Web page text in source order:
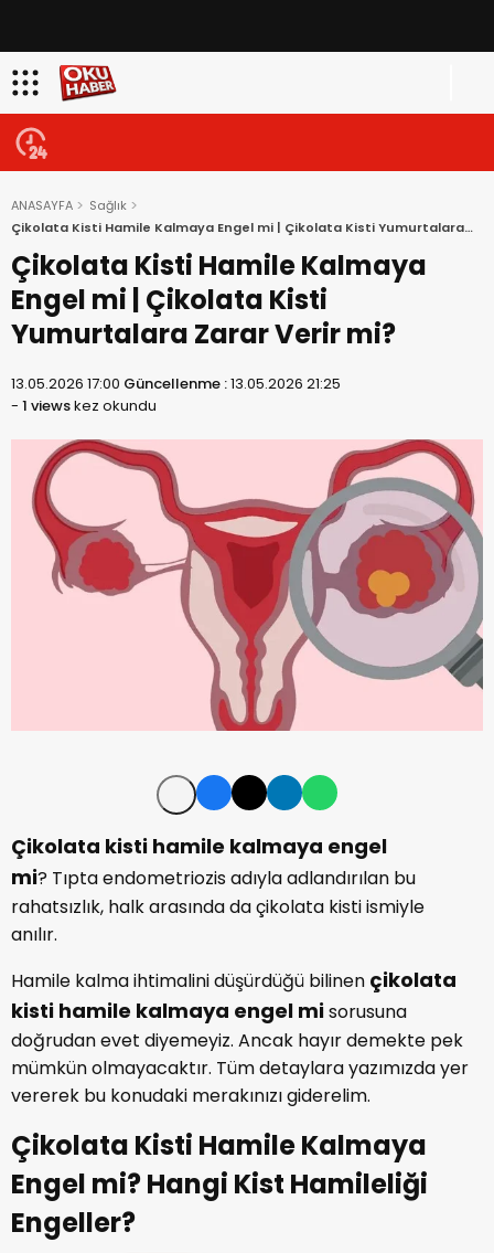
ANASAYFA
Sağlık
Çikolata Kisti Hamile Kalmaya Engel mi | Çikolata Kisti Yumurtalara
Zarar Verir mi?
Çikolata Kisti Hamile Kalmaya
Engel mi | Çikolata Kisti
Yumurtalara Zarar Verir mi?
13.05.2026 17:00 Güncellenme :13.05.2026 21:25
- 1 viewskez okundu
Çikolata kisti hamile kalmaya engel
mi? Tıpta endometriozis adıyla adlandırılan bu
rahatsızlık, halk arasında da çikolata kisti ismiyle
anılır.
Hamile kalma ihtimalini düşürdüğü bilinen çikolata
kisti hamile kalmaya engel misorusuna
doğrudan evet diyemeyiz. Ancak hayır demekte pek
mümkün olmayacaktır. Tüm detaylara yazımızda yer
vererek bu konudaki merakınızı giderelim.
Çikolata Kisti Hamile Kalmaya
Engel mi? Hangi Kist Hamileliği
Engeller?